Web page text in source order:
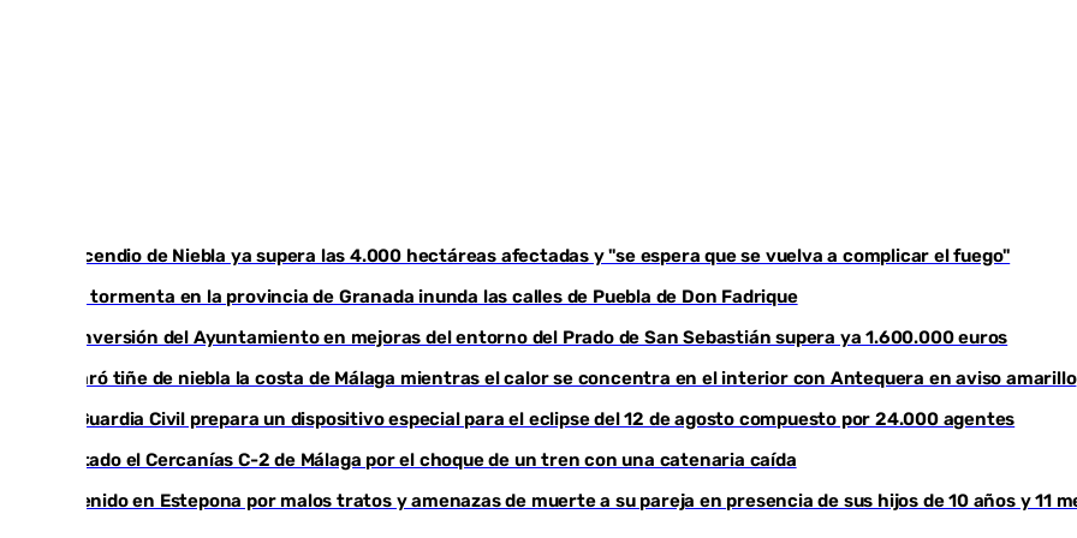
El incendio de Niebla ya supera las 4.000 hectáreas afectadas y "se espera que se vuelva a complicar el fuego"
Una tormenta en la provincia de Granada inunda las calles de Puebla de Don Fadrique
La inversión del Ayuntamiento en mejoras del entorno del Prado de San Sebastián supera ya 1.600.000 euros
El taró tiñe de niebla la costa de Málaga mientras el calor se concentra en el interior con Antequera en aviso amarillo
La Guardia Civil prepara un dispositivo especial para el eclipse del 12 de agosto compuesto por 24.000 agentes
Cortado el Cercanías C-2 de Málaga por el choque de un tren con una catenaria caída
Detenido en Estepona por malos tratos y amenazas de muerte a su pareja en presencia de sus hijos de 10 años y 11